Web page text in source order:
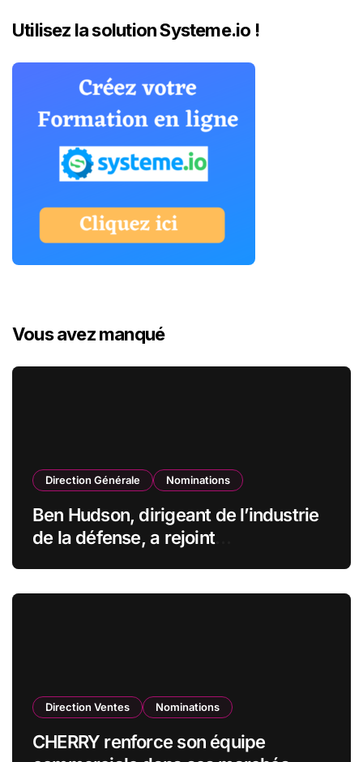
Utilisez la solution Systeme.io !
Vous avez manqué
Direction Générale Nominations
Ben Hudson, dirigeant de l’industrie
de la défense, a rejoint
Direction Ventes Nominations
CHERRY renforce son équipe